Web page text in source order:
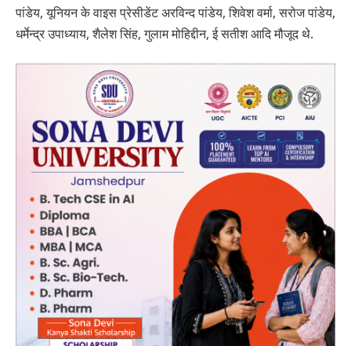
पांडेय, यूनियन के वाइस प्रेसीडेंट अरविन्द पांडेय, शिवेश वर्मा, सरोज पांडेय,
धर्मेन्द्र उपाध्याय, शैलेश सिंह, गुलाम मोहिद्दीन, ई सतीश आदि मौजूद थे.